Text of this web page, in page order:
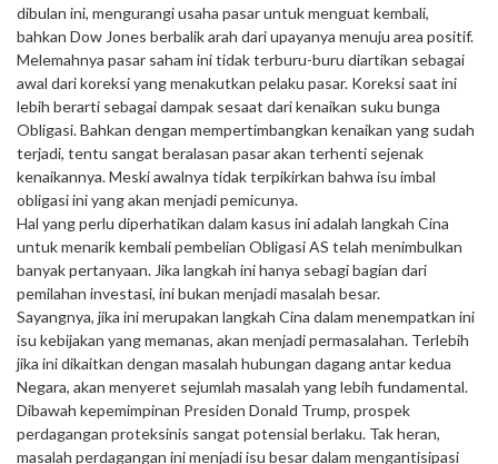
dibulan ini, mengurangi usaha pasar untuk menguat kembali,
bahkan Dow Jones berbalik arah dari upayanya menuju area positif.
Melemahnya pasar saham ini tidak terburu-buru diartikan sebagai
awal dari koreksi yang menakutkan pelaku pasar. Koreksi saat ini
lebih berarti sebagai dampak sesaat dari kenaikan suku bunga
Obligasi. Bahkan dengan mempertimbangkan kenaikan yang sudah
terjadi, tentu sangat beralasan pasar akan terhenti sejenak
kenaikannya. Meski awalnya tidak terpikirkan bahwa isu imbal
obligasi ini yang akan menjadi pemicunya.
Hal yang perlu diperhatikan dalam kasus ini adalah langkah Cina
untuk menarik kembali pembelian Obligasi AS telah menimbulkan
banyak pertanyaan. Jika langkah ini hanya sebagi bagian dari
pemilahan investasi, ini bukan menjadi masalah besar.
Sayangnya, jika ini merupakan langkah Cina dalam menempatkan ini
isu kebijakan yang memanas, akan menjadi permasalahan. Terlebih
jika ini dikaitkan dengan masalah hubungan dagang antar kedua
Negara, akan menyeret sejumlah masalah yang lebih fundamental.
Dibawah kepemimpinan Presiden Donald Trump, prospek
perdagangan proteksinis sangat potensial berlaku. Tak heran,
masalah perdagangan ini menjadi isu besar dalam mengantisipasi